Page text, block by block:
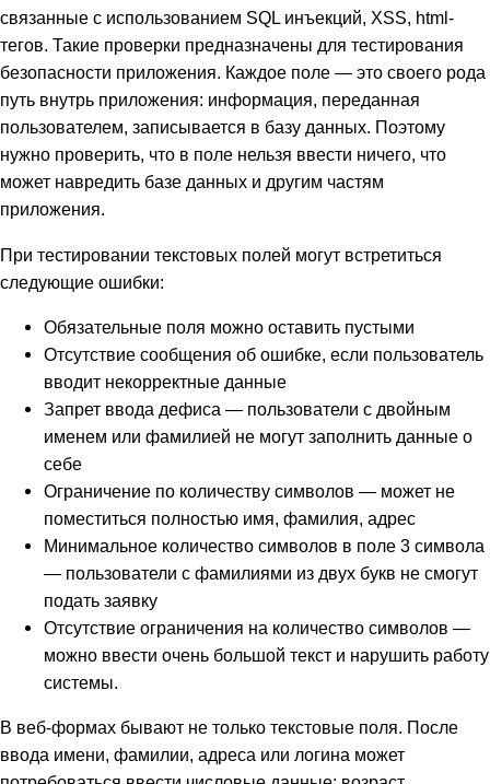
связанные с использованием SQL инъекций, XSS, html-
тегов. Такие проверки предназначены для тестирования
безопасности приложения. Каждое поле — это своего рода
путь внутрь приложения: информация, переданная
пользователем, записывается в базу данных. Поэтому
нужно проверить, что в поле нельзя ввести ничего, что
может навредить базе данных и другим частям
приложения.
При тестировании текстовых полей могут встретиться
следующие ошибки:
Обязательные поля можно оставить пустыми
Отсутствие сообщения об ошибке, если пользователь
вводит некорректные данные
Запрет ввода дефиса — пользователи с двойным
именем или фамилией не могут заполнить данные о
себе
Ограничение по количеству символов — может не
поместиться полностью имя, фамилия, адрес
Минимальное количество символов в поле 3 символа
— пользователи с фамилиями из двух букв не смогут
подать заявку
Отсутствие ограничения на количество символов —
можно ввести очень большой текст и нарушить работу
системы.
В веб-формах бывают не только текстовые поля. После
ввода имени, фамилии, адреса или логина может